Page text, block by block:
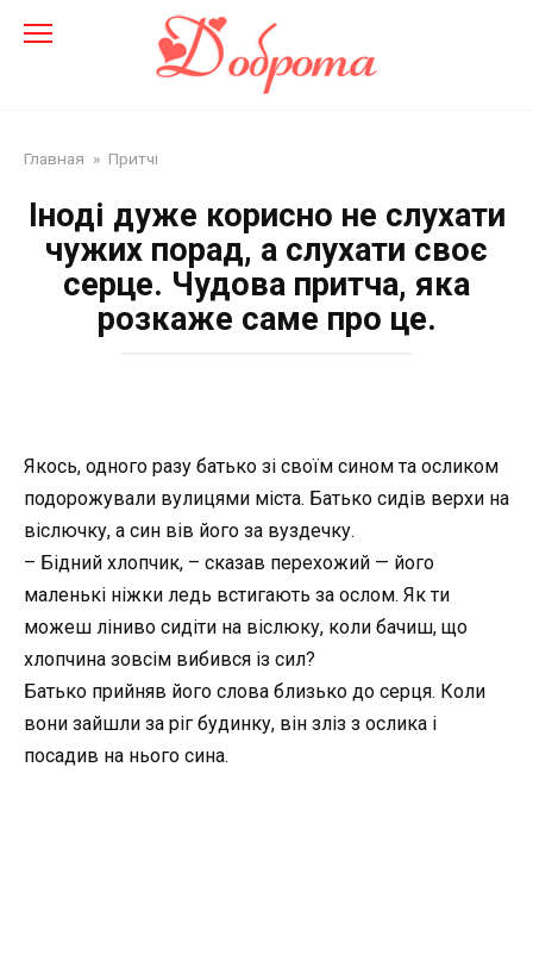
Главная » Притчі
Іноді дуже корисно не слухати
чужих порад, а слухати своє
серце. Чудова притча, яка
розкаже саме про це.
Якось, одного разу батько зі своїм сином та осликом
подорожували вулицями міста. Батько сидів верхи на
віслючку, а син вів його за вуздечку.
– Бідний хлопчик, – сказав перехожий — його
маленькі ніжки ледь встигають за ослом. Як ти
можеш ліниво сидіти на віслюку, коли бачиш, що
хлопчина зовсім вибився із сил?
Батько прийняв його слова близько до серця. Коли
вони зайшли за ріг будинку, він зліз з ослика і
посадив на нього сина.